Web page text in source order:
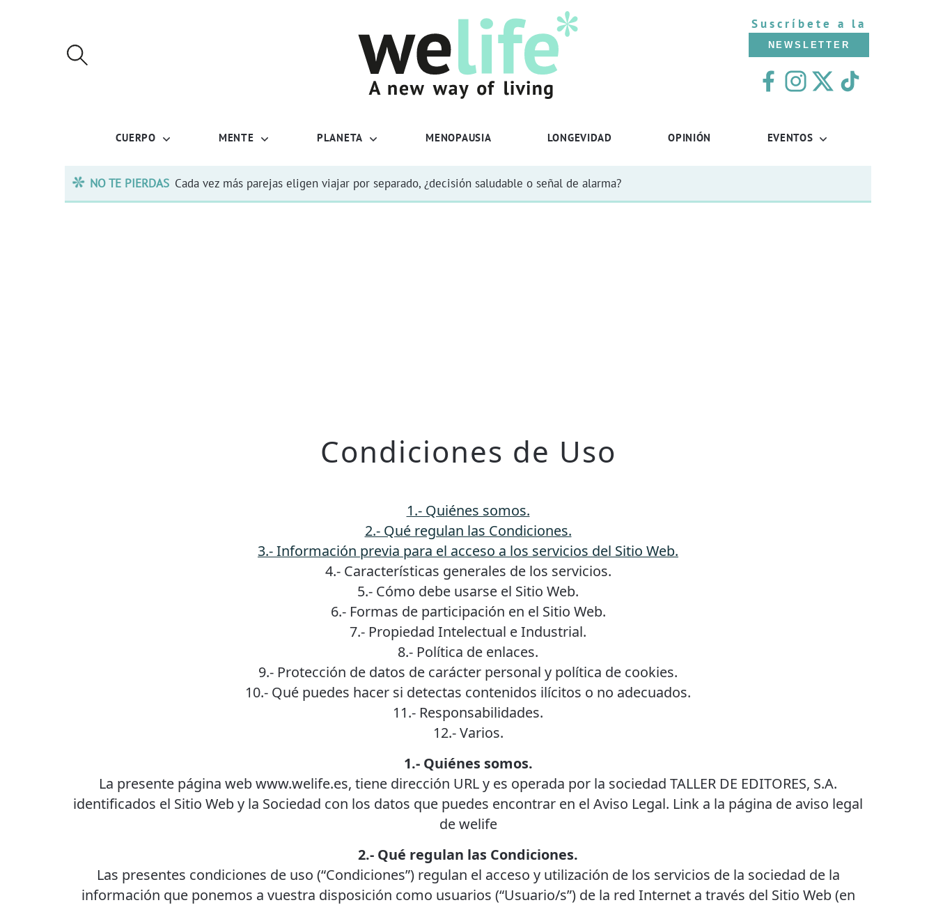
Suscríbete a la
NEWSLETTER
CUERPO MENTE PLANETA MENOPAUSIA LONGEVIDAD OPINIÓN EVENTOS
NO TE PIERDAS Cada vez más parejas eligen viajar por separado, ¿decisión saludable o señal de alarma?
Condiciones de Uso
1.- Quiénes somos.
2.- Qué regulan las Condiciones.
3.- Información previa para el acceso a los servicios del Sitio Web.
4.- Características generales de los servicios.
5.- Cómo debe usarse el Sitio Web.
6.- Formas de participación en el Sitio Web.
7.- Propiedad Intelectual e Industrial.
8.- Política de enlaces.
9.- Protección de datos de carácter personal y política de cookies.
10.- Qué puedes hacer si detectas contenidos ilícitos o no adecuados.
11.- Responsabilidades.
12.- Varios.
1.- Quiénes somos.
La presente página web www.welife.es, tiene dirección URL y es operada por la sociedad TALLER DE EDITORES, S.A.
identificados el Sitio Web y la Sociedad con los datos que puedes encontrar en el Aviso Legal. Link a la página de aviso legal
de welife
2.- Qué regulan las Condiciones.
Las presentes condiciones de uso (“Condiciones”) regulan el acceso y utilización de los servicios de la sociedad de la
información que ponemos a vuestra disposición como usuarios (“Usuario/s”) de la red Internet a través del Sitio Web (en